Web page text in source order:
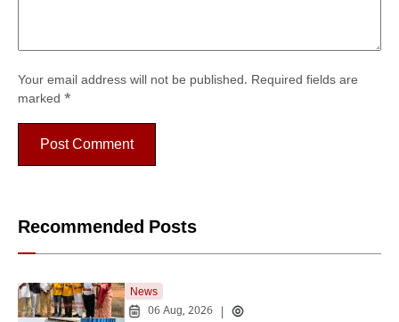
Your email address will not be published. Required fields are
marked *
Recommended Posts
News
06 Aug, 2026